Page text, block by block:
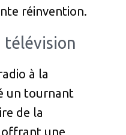
réinvention.
télévision
à la
un tournant
de la
offrant une